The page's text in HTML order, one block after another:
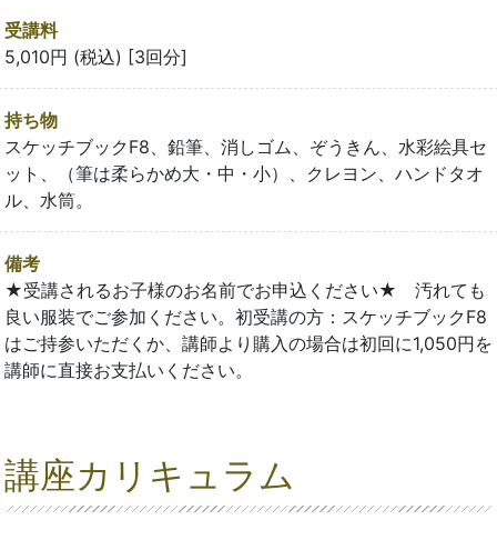
受講料
5,010円 (税込) [3回分]
持ち物
スケッチブックF8、鉛筆、消しゴム、ぞうきん、水彩絵具セ
ット、（筆は柔らかめ大・中・小）、クレヨン、ハンドタオ
ル、水筒。
備考
★受講されるお子様のお名前でお申込ください★ 汚れても
良い服装でご参加ください。初受講の方：スケッチブックF8
はご持参いただくか、講師より購入の場合は初回に1,050円を
講師に直接お支払いください。
講座カリキュラム